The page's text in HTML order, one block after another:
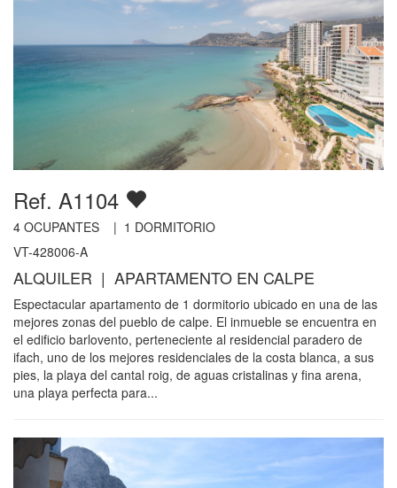
Ref. A1104
4 OCUPANTES | 1 DORMITORIO
VT-428006-A
ALQUILER | APARTAMENTO EN CALPE
Espectacular apartamento de 1 dormitorio ubicado en una de las
mejores zonas del pueblo de calpe. El inmueble se encuentra en
el edificio barlovento, perteneciente al residencial paradero de
ifach, uno de los mejores residenciales de la costa blanca, a sus
pies, la playa del cantal roig, de aguas cristalinas y fina arena,
una playa perfecta para...